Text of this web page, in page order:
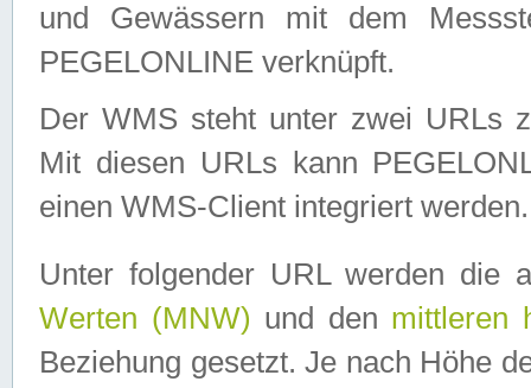
und Gewässern mit dem
PEGELONLINE verknüpft.
Der WMS steht unter zwei URLs
Mit diesen URLs kann
einen WMS-Client integriert werden.
Unter folgender URL werden die
Werten (MNW) und den mittleren
Beziehung gesetzt. Je nach Höhe